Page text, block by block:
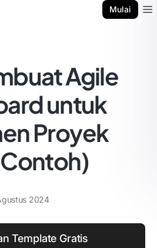
Mulai
Agile
untuk
Proyek
2024
Template Gratis